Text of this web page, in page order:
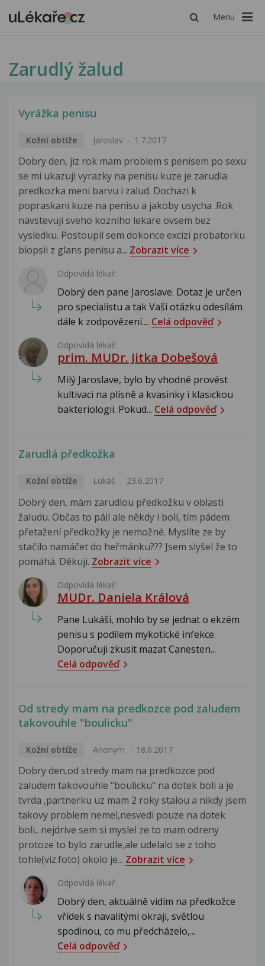
Menu
Zarudlý žalud
Vyrážka penisu
Kožní obtíže Jaroslav 1.7.2017
Dobry den, jiz rok mam problem s penisem po sexu
se mi ukazuji vyrazky na penisu kuze je zarudla
predkozka meni barvu i zalud. Dochazi k
popraskani kuze na penisu a jakoby usycha .Rok
navstevuji sveho kozniho lekare ovsem bez
vysledku. Postoupil sem dokonce excizi probatorku
biopsii z glans penisu a... Zobrazit více
Odpovídá lékař:
Dobrý den pane Jaroslave. Dotaz je určen
pro specialistu a tak Vaši otázku odesílám
dále k zodpovězení.... Celá odpověď
Odpovídá lékař:
prim. MUDr. Jitka Dobešová
Milý Jaroslave, bylo by vhodné provést
kultivaci na plísně a kvasinky i klasickou
bakteriologii. Pokud... Celá odpověď
Zarudlá předkožka
Kožní obtíže Lukáš 23.6.2017
Dobrý den, mám zarudlou předkožku v oblasti
žaludu. Občas to pálí ale někdy i bolí, tím pádem
přetažení předkožky je nemožné. Myslíte ze by
stačilo namáčet do heřmánku??? Jsem slyšel že to
pomáhá. Děkuji. Zobrazit více
Odpovídá lékař:
MUDr. Daniela Králová
Pane Lukáši, mohlo by se jednat o ekzém
penisu s podílem mykotické infekce.
Doporučuji zkusit mazat Canesten...
Celá odpověď
Od stredy mam na predkozce pod zaludem
takovouhle "boulicku"
Kožní obtíže Anonym 18.6.2017
Dobry den,od stredy mam na predkozce pod
zaludem takovouhle "boulicku" na dotek boli a je
tvrda ,partnerku uz mam 2 roky stalou a nikdy jsem
takovy problem nemel,nesvedi pouze na dotek
boli.. nejdrive sem si myslel ze to mam odreny
protoze to bylo zarudle,ale udelalo se z toho
tohle(viz.foto) okolo je... Zobrazit více
Odpovídá lékař:
Dobrý den, aktuálně vidím na předkožce
vřídek s navalitými okraji, světlou
spodinou, co mu předcházelo,...
Celá odpověď